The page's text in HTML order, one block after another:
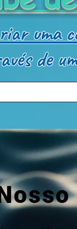
uma
de